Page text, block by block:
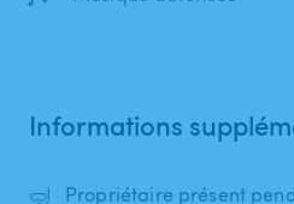
Informations
🤿 Propriétaire présent